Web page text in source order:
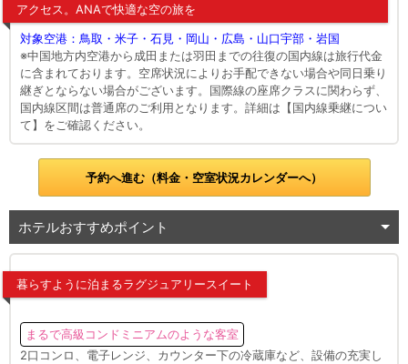
アクセス。ANAで快適な空の旅を
対象空港：鳥取・米子・石見・岡山・広島・山口宇部・岩国
※中国地方内空港から成田または羽田までの往復の国内線は旅行代金
に含まれております。空席状況によりお手配できない場合や同日乗り
継ぎとならない場合がございます。国際線の座席クラスに関わらず、
国内線区間は普通席のご利用となります。詳細は【国内線乗継につい
て】をご確認ください。
予約へ進む（料金・空室状況カレンダーへ）
ホテルおすすめポイント
暮らすように泊まるラグジュアリースイート
まるで高級コンドミニアムのような客室
2口コンロ、電子レンジ、カウンター下の冷蔵庫など、設備の充実し